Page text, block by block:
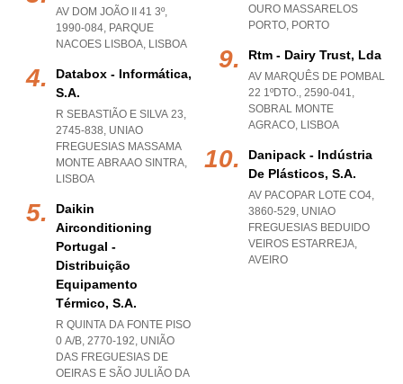
AV DOM JOÃO II 41 3º,
1990-084, PARQUE
NACOES LISBOA, LISBOA
Databox - Informática,
S.a.
R SEBASTIÃO E SILVA 23,
2745-838, UNIAO
FREGUESIAS MASSAMA
MONTE ABRAAO SINTRA,
LISBOA
Daikin
Airconditioning
Portugal -
Distribuição
Equipamento
Térmico, S.a.
R QUINTA DA FONTE PISO
0 A/B, 2770-192, UNIÃO
DAS FREGUESIAS DE
OEIRAS E SÃO JULIÃO DA
OURO MASSARELOS
PORTO, PORTO
Rtm - Dairy Trust, Lda
AV MARQUÊS DE POMBAL
22 1ºDTO., 2590-041,
SOBRAL MONTE
AGRACO, LISBOA
Danipack - Indústria
De Plásticos, S.a.
AV PACOPAR LOTE CO4,
3860-529, UNIAO
FREGUESIAS BEDUIDO
VEIROS ESTARREJA,
AVEIRO